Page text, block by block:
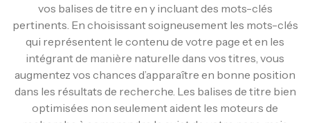
vos balises de titre en y incluant des mots-clés
pertinents. En choisissant soigneusement les mots-clés
qui représentent le contenu de votre page et en les
intégrant de manière naturelle dans vos titres, vous
augmentez vos chances d’apparaître en bonne position
dans les résultats de recherche. Les balises de titre bien
optimisées non seulement aident les moteurs de